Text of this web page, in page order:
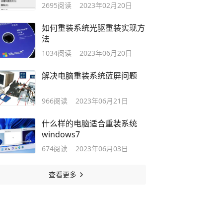
2695阅读 2023年02月20日
如何重装系统光驱重装实现方
法
1034阅读 2023年06月20日
解决电脑重装系统蓝屏问题
966阅读 2023年06月21日
什么样的电脑适合重装系统
windows7
674阅读 2023年06月03日
查看更多